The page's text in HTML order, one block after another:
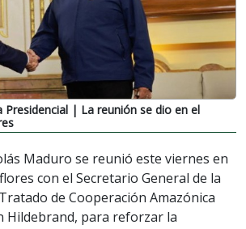
Presidencial | La reunión se dio en el
Maduro se reunió este viernes en
con el Secretario General de la
de Cooperación Amazónica
Hildebrand, para reforzar la